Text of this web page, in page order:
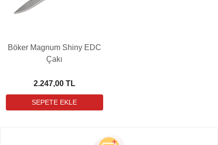
Böker Magnum Shiny EDC
Çakı
2.247,00 TL